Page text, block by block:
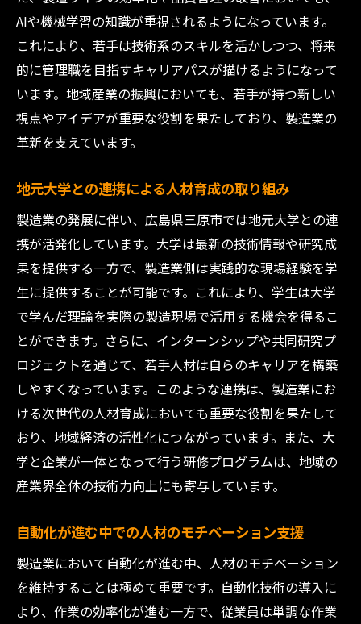
AIや機械学習の知識が重視されるようになっています。
これにより、若手は技術系のスキルを活かしつつ、将来
的に管理職を目指すキャリアパスが描けるようになって
います。地域産業の振興においても、若手が持つ新しい
視点やアイデアが重要な役割を果たしており、製造業の
革新を支えています。
地元大学との連携による人材育成の取り組み
製造業の発展に伴い、広島県三原市では地元大学との連
携が活発化しています。大学は最新の技術情報や研究成
果を提供する一方で、製造業側は実践的な現場経験を学
生に提供することが可能です。これにより、学生は大学
で学んだ理論を実際の製造現場で活用する機会を得るこ
とができます。さらに、インターンシップや共同研究プ
ロジェクトを通じて、若手人材は自らのキャリアを構築
しやすくなっています。このような連携は、製造業にお
ける次世代の人材育成においても重要な役割を果たして
おり、地域経済の活性化につながっています。また、大
学と企業が一体となって行う研修プログラムは、地域の
産業界全体の技術力向上にも寄与しています。
自動化が進む中での人材のモチベーション支援
製造業において自動化が進む中、人材のモチベーション
を維持することは極めて重要です。自動化技術の導入に
より、作業の効率化が進む一方で、従業員は単調な作業